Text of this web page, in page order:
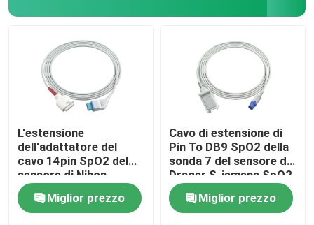
L'estensione
dell'adattatore del
cavo 14pin SpO2 del
sensore di Nihon
Kohden for M-asi-mo
SpO2 cabla il cavo
paziente
Miglior prezzo
Cavo di estensione di
Pin To DB9 SpO2 della
sonda 7 del sensore di
Drager S-iemens SpO2
2.4M TPU
Miglior prezzo